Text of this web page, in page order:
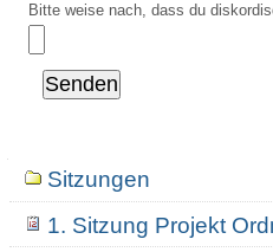
Bitte weise nach, dass du
NavigationSitzungen
1. Sitzung Projekt